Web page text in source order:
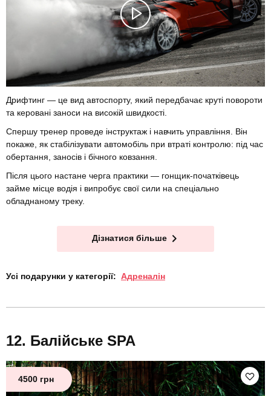
Дрифтинг — це вид автоспорту, який передбачає круті повороти
та керовані заноси на високій швидкості.
Спершу тренер проведе інструктаж і навчить управління. Він
покаже, як стабілізувати автомобіль при втраті контролю: під час
обертання, заносів і бічного ковзання.
Після цього настане черга практики — гонщик-початківець
займе місце водія і випробує свої сили на спеціально
обладнаному треку.
Дізнатися більше
Усі подарунки у категорії: Адреналін
Балійське SPA
4500 грн